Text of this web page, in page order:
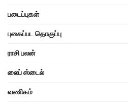
படைப்புகள்
புகைப்பட தொகுப்பு
ராசி பலன்
லைப் ஸ்டைல்
வணிகம்